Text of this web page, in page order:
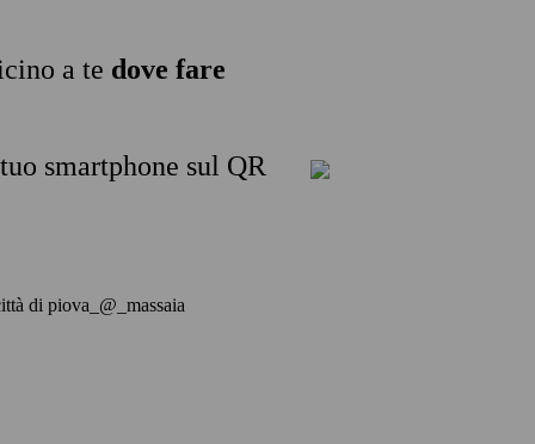
a te dove fare
smartphone sul QR
di piova_@_massaia